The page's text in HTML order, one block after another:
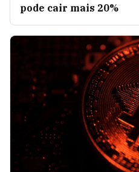
pode cair mais 20%